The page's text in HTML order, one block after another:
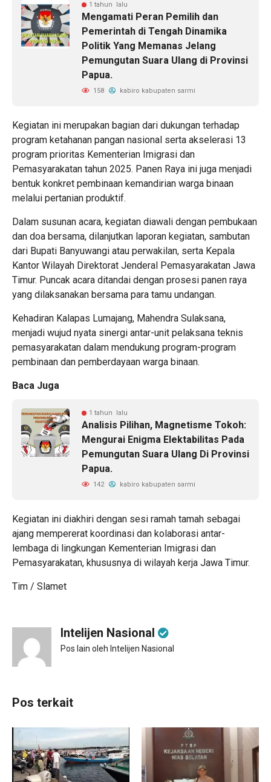
1 tahun lalu
Mengamati Peran Pemilih dan
Pemerintah di Tengah Dinamika
Politik Yang Memanas Jelang
Pemungutan Suara Ulang di Provinsi
Papua.
158 kabiro kabupaten sarmi
Kegiatan ini merupakan bagian dari dukungan terhadap
program ketahanan pangan nasional serta akselerasi 13
program prioritas Kementerian Imigrasi dan
Pemasyarakatan tahun 2025. Panen Raya ini juga menjadi
bentuk konkret pembinaan kemandirian warga binaan
melalui pertanian produktif.
Dalam susunan acara, kegiatan diawali dengan pembukaan
dan doa bersama, dilanjutkan laporan kegiatan, sambutan
dari Bupati Banyuwangi atau perwakilan, serta Kepala
Kantor Wilayah Direktorat Jenderal Pemasyarakatan Jawa
Timur. Puncak acara ditandai dengan prosesi panen raya
yang dilaksanakan bersama para tamu undangan.
Kehadiran Kalapas Lumajang, Mahendra Sulaksana,
menjadi wujud nyata sinergi antar-unit pelaksana teknis
pemasyarakatan dalam mendukung program-program
pembinaan dan pemberdayaan warga binaan.
Baca Juga
1 tahun lalu
Analisis Pilihan, Magnetisme Tokoh:
Mengurai Enigma Elektabilitas Pada
Pemungutan Suara Ulang Di Provinsi
Papua.
142 kabiro kabupaten sarmi
Kegiatan ini diakhiri dengan sesi ramah tamah sebagai
ajang mempererat koordinasi dan kolaborasi antar-
lembaga di lingkungan Kementerian Imigrasi dan
Pemasyarakatan, khususnya di wilayah kerja Jawa Timur.
Tim / Slamet
Intelijen Nasional
Pos lain oleh Intelijen Nasional
Pos terkait